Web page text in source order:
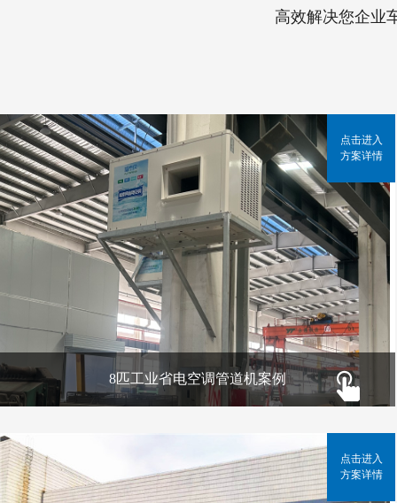
高效解决您企业
8匹工业省电空调管道机案例
点击进入
方案详情
点击进入
方案详情